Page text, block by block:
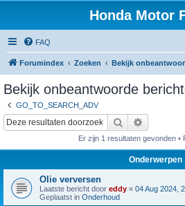
Honda Motor
FAQ
Forumindex Zoeken Bekijk
Bekijk onbeantwoorde
GO_TO_SEARCH_ADV
Zoeken
Er zijn 1 resultaten gevonden •
Onderwerpen
Olie verversen
Laatste bericht door eddy « 04 Aug 2024,
Geplaatst in Onderhoud